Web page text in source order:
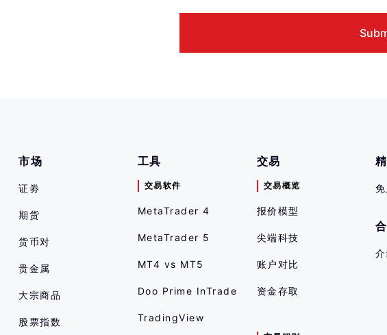
市场
证劵
期货
货币对
贵金属
大宗商品
股票指数
工具
交易软件
MetaTrader 4
MetaTrader 5
MT4 vs MT5
Doo Prime InTrade
TradingView
交易
交易概览
报价模型
尖端科技
账户对比
资金存取